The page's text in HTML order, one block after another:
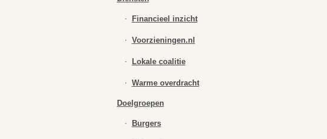
Financieel inzicht
Voorzieningen.nl
Lokale coalitie
Warme overdracht
Doelgroepen
Burgers